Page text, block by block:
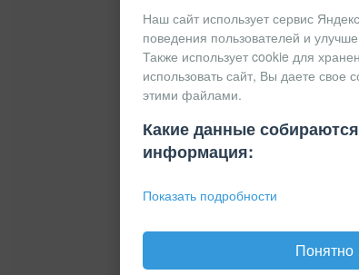
Наш сайт использует сервис
поведения пользователей и
Также использует cookie для
использовать сайт, Вы даете свое
этими файлами.
Какие данные
информация:
Показать подробности
Понятно